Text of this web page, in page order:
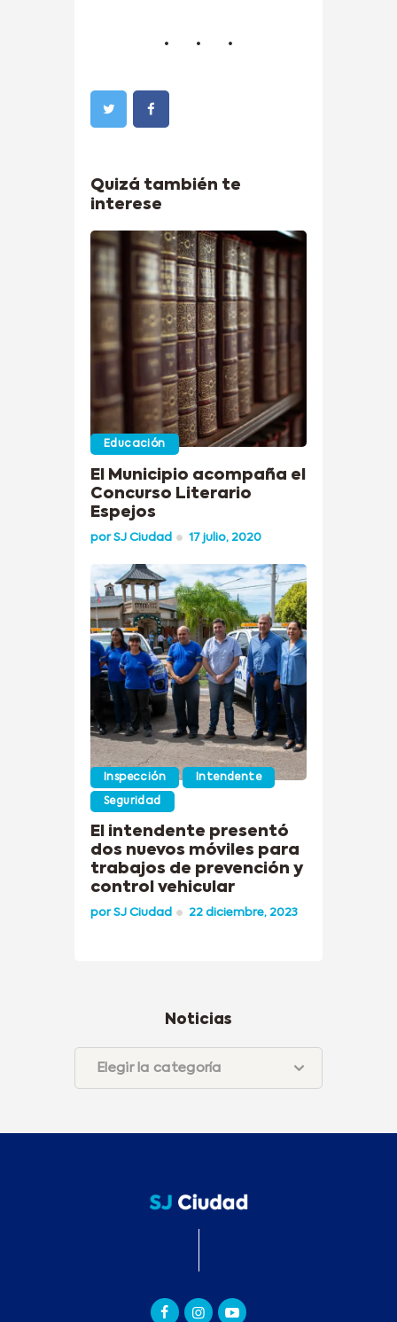
Quizá también te
interese
Educación
El Municipio acompaña el
Concurso Literario
Espejos
porSJ Ciudad 17 julio, 2020
Inspección Intendente
Seguridad
El intendente presentó
dos nuevos móviles para
trabajos de prevención y
control vehicular
porSJ Ciudad 22 diciembre, 2023
Noticias